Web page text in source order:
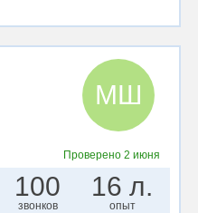
МШ
Проверено2 июня
100
звонков
16 л.
опыт